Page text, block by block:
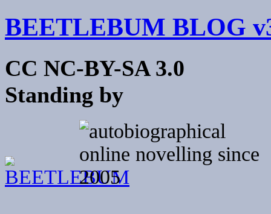
BEETLEBUM BLOG
CC NC-BY-SA 3.0
Standing by